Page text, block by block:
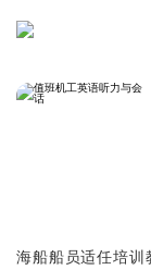
海船船员适任培训